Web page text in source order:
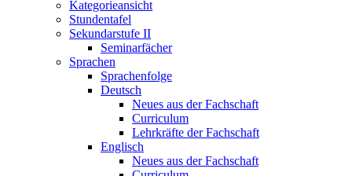
Kategorieansicht
Stundentafel
Sekundarstufe II
Seminarfächer
Sprachen
Sprachenfolge
Deutsch
Neues aus der Fachschaft
Curriculum
Lehrkräfte der Fachschaft
Englisch
Neues aus der Fachschaft